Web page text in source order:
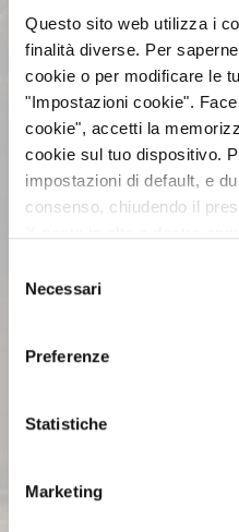
Questo sito web utilizza i
finalità diverse. Per
cookie o per modificare le
"Impostazioni cookie".
cookie", accetti la
cookie sul tuo dispositivo.
impostazioni di default, e
consenso, chiudendo il
assenza dei cookie diversi
informazioni puoi
delNecessari
Preferenze
Statistiche
Marketing
BILANCI E
INTERMEDIE
ASSEMBLEE
COMUNICATI